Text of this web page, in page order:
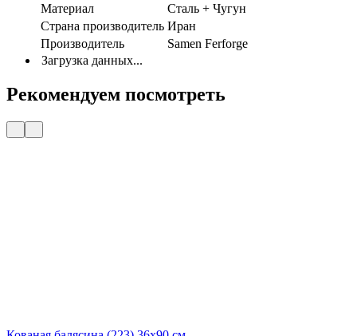
Материал
Сталь + Чугун
Страна производитель Иран
Производитель
Samen Ferforge
Загрузка данных...
Рекомендуем посмотреть